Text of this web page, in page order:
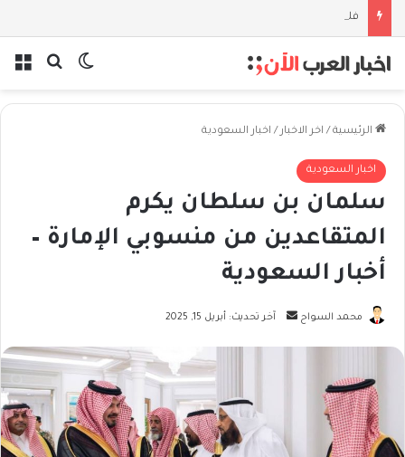
فلسفة الخيط والموج: نصف قرن في مدرسة البحر مع غسان المزيدي
بحثالوضع
الرئيسية / اخر الاخبار / اخبار السعودية
اخبار السعودية
سلمان بن سلطان يكرم
المتقاعدين من منسوبي الإمارة –
أخبار السعودية
محمد السواح
أرسلآخر تحديث: أبريل 15, 2025